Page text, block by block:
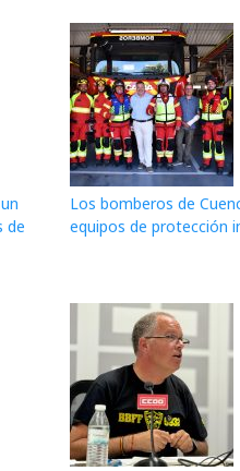
de
Los bomberos de
equipos de protección